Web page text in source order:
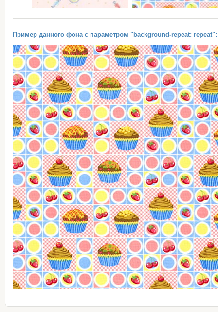
Пример данного фона с параметром "background-repeat: repeat":